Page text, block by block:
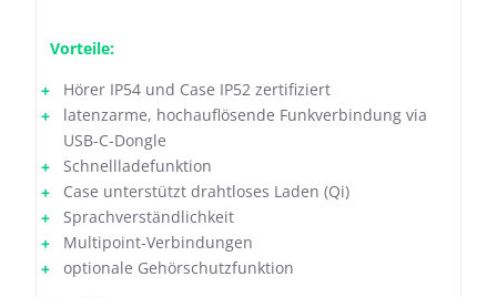
Vorteile:
Hörer IP54 und Case IP52 zertifiziert
latenzarme, hochauflösende Funkverbindung via
USB-C-Dongle
Schnellladefunktion
Case unterstützt drahtloses Laden (Qi)
Sprachverständlichkeit
Multipoint-Verbindungen
optionale Gehörschutzfunktion